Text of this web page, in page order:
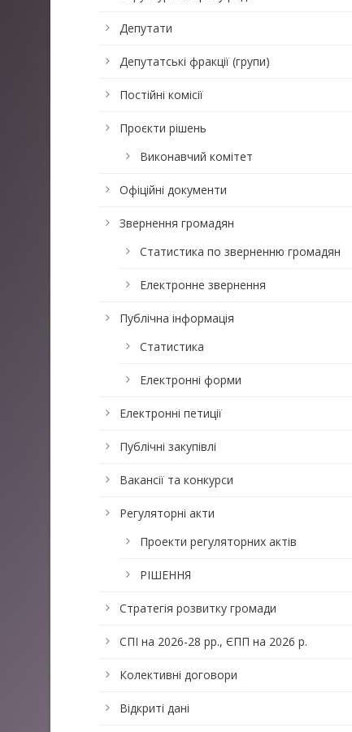
Депутати
Депутатські фракції (групи)
Постійні комісії
Проєкти рішень
Виконавчий комітет
Офіційні документи
Звернення громадян
Статистика по зверненню громадян
Електронне звернення
Публічна інформація
Статистика
Електронні форми
Електронні петиції
Публічні закупівлі
Вакансії та конкурси
Регуляторні акти
Проекти регуляторних актів
РІШЕННЯ
Стратегія розвитку громади
СПІ на 2026-28 рр., ЄПП на 2026 р.
Колективні договори
Відкриті дані